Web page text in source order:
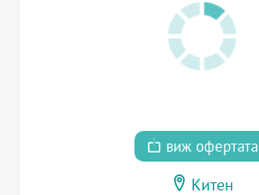
виж офертата
Китен